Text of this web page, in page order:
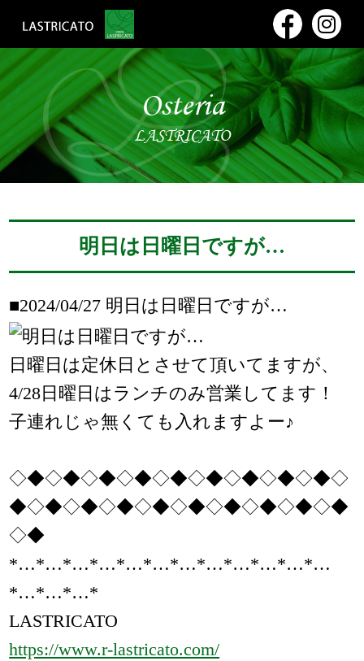
Osteria
LASTRICATO
明日は日曜日ですが…
■2024/04/27 明日は日曜日ですが…
日曜日は定休日とさせて頂いてますが、
4/28日曜日はランチのみ営業してます！
子連れじゃ無くても入れますよー♪
◇◆◇◆◇◆◇◆◇◆◇◆◇◆◇◆◇◆◇
◆◇◆◇◆◇◆◇◆◇◆◇◆◇◆◇◆◇◆
◇◆
*…*…*…*…*…*…*…*…*…*…*…*…
*…*…*…*
LASTRICATO
https://www.r-lastricato.com/